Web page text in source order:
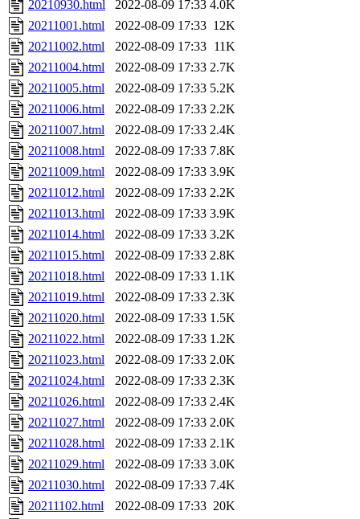
20210930.html 2022-08-09 17:33 4.0K
20211001.html
2022-08-09 17:33 12K
20211002.html
2022-08-09 17:33 11K
20211004.html
2022-08-09 17:33 2.7K
20211005.html
2022-08-09 17:33 5.2K
20211006.html
2022-08-09 17:33 2.2K
20211007.html
2022-08-09 17:33 2.4K
20211008.html
2022-08-09 17:33 7.8K
20211009.html
2022-08-09 17:33 3.9K
20211012.html
2022-08-09 17:33 2.2K
20211013.html
2022-08-09 17:33 3.9K
20211014.html
2022-08-09 17:33 3.2K
20211015.html
2022-08-09 17:33 2.8K
20211018.html
2022-08-09 17:33 1.1K
20211019.html
2022-08-09 17:33 2.3K
20211020.html
2022-08-09 17:33 1.5K
20211022.html
2022-08-09 17:33 1.2K
20211023.html
2022-08-09 17:33 2.0K
20211024.html
2022-08-09 17:33 2.3K
20211026.html
2022-08-09 17:33 2.4K
20211027.html
2022-08-09 17:33 2.0K
20211028.html
2022-08-09 17:33 2.1K
20211029.html
2022-08-09 17:33 3.0K
20211030.html
2022-08-09 17:33 7.4K
20211102.html
2022-08-09 17:33 20K